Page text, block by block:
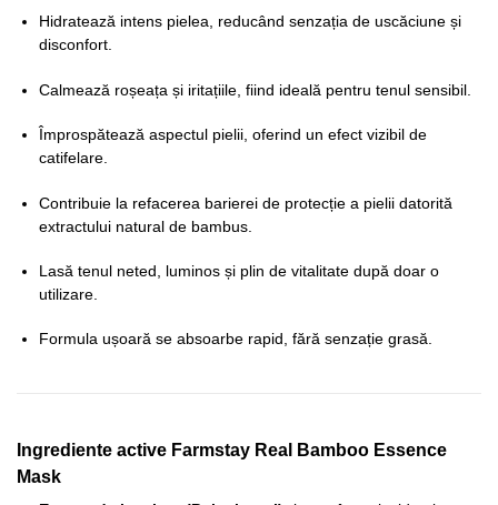
Hidratează intens pielea, reducând senzația de uscăciune și
disconfort.
Calmează roșeața și iritațiile, fiind ideală pentru tenul sensibil.
Împrospătează aspectul pielii, oferind un efect vizibil de
catifelare.
Contribuie la refacerea barierei de protecție a pielii datorită
extractului natural de bambus.
Lasă tenul neted, luminos și plin de vitalitate după doar o
utilizare.
Formula ușoară se absoarbe rapid, fără senzație grasă.
Ingrediente active Farmstay Real Bamboo Essence
Mask